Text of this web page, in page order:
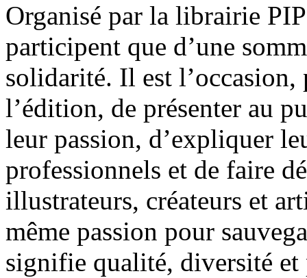
Organisé par la librairie
participent que d’une
solidarité. Il est l’occasion,
l’édition, de présenter au
leur passion, d’expliquer
professionnels et de faire
illustrateurs, créateurs et
même passion pour
signifie qualité, diversité et